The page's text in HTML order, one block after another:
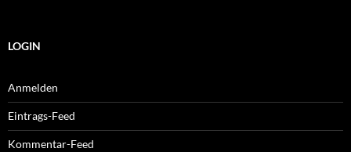
LOGIN
Anmelden
Eintrags-Feed
Kommentar-Feed